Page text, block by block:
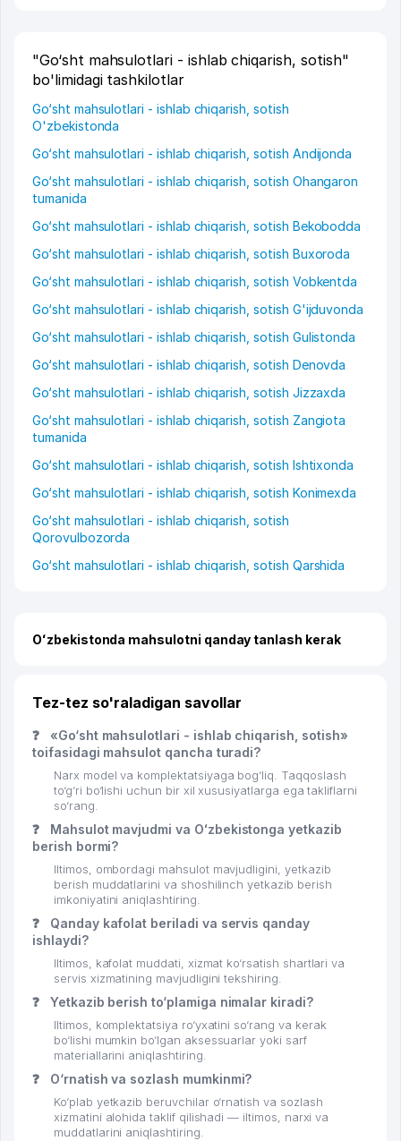
"Go‘sht mahsulotlari - ishlab chiqarish, sotish"
bo'limidagi tashkilotlar
Go‘sht mahsulotlari - ishlab chiqarish, sotish
O'zbekistonda
Go‘sht mahsulotlari - ishlab chiqarish, sotish Andijonda
Go‘sht mahsulotlari - ishlab chiqarish, sotish Ohangaron
tumanida
Go‘sht mahsulotlari - ishlab chiqarish, sotish Bekobodda
Go‘sht mahsulotlari - ishlab chiqarish, sotish Buxoroda
Go‘sht mahsulotlari - ishlab chiqarish, sotish Vobkentda
Go‘sht mahsulotlari - ishlab chiqarish, sotish G'ijduvonda
Go‘sht mahsulotlari - ishlab chiqarish, sotish Gulistonda
Go‘sht mahsulotlari - ishlab chiqarish, sotish Denovda
Go‘sht mahsulotlari - ishlab chiqarish, sotish Jizzaxda
Go‘sht mahsulotlari - ishlab chiqarish, sotish Zangiota
tumanida
Go‘sht mahsulotlari - ishlab chiqarish, sotish Ishtixonda
Go‘sht mahsulotlari - ishlab chiqarish, sotish Konimexda
Go‘sht mahsulotlari - ishlab chiqarish, sotish
Qorovulbozorda
Go‘sht mahsulotlari - ishlab chiqarish, sotish Qarshida
Oʻzbekistonda mahsulotni qanday tanlash kerak
Tez-tez so'raladigan savollar
❓
«Go‘sht mahsulotlari - ishlab chiqarish, sotish»
toifasidagi mahsulot qancha turadi?
Narx model va komplektatsiyaga bog‘liq. Taqqoslash
to‘g‘ri bo‘lishi uchun bir xil xususiyatlarga ega takliflarni
so‘rang.
❓
Mahsulot mavjudmi va Oʻzbekistonga yetkazib
berish bormi?
Iltimos, ombordagi mahsulot mavjudligini, yetkazib
berish muddatlarini va shoshilinch yetkazib berish
imkoniyatini aniqlashtiring.
❓
Qanday kafolat beriladi va servis qanday
ishlaydi?
Iltimos, kafolat muddati, xizmat ko‘rsatish shartlari va
servis xizmatining mavjudligini tekshiring.
❓ Yetkazib berish to‘plamiga nimalar kiradi?
Iltimos, komplektatsiya ro‘yxatini so‘rang va kerak
bo‘lishi mumkin bo‘lgan aksessuarlar yoki sarf
materiallarini aniqlashtiring.
❓ O‘rnatish va sozlash mumkinmi?
Ko‘plab yetkazib beruvchilar o‘rnatish va sozlash
xizmatini alohida taklif qilishadi — iltimos, narxi va
muddatlarini aniqlashtiring.